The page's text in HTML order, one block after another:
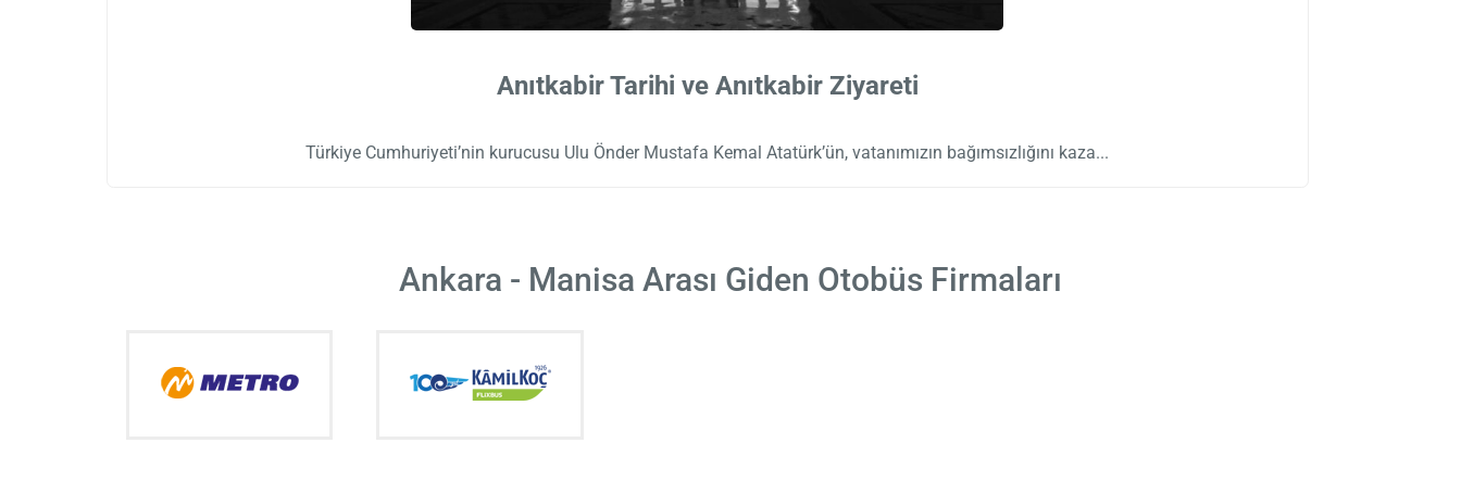
Anıtkabir Tarihi ve Anıtkabir Ziyareti
Türkiye Cumhuriyeti’nin kurucusu Ulu Önder Mustafa Kemal Atatürk’ün, vatanımızın bağımsızlığını kaza
Ankara - Manisa Arası Giden Otobüs Firmaları